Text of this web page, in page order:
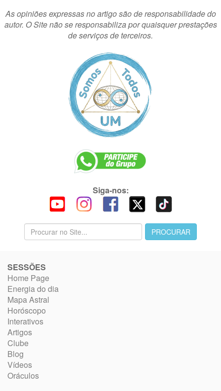
As opiniões expressas no artigo são de responsabilidade do
autor. O Site não se responsabiliza por quaisquer prestações
de serviços de terceiros.
Siga-nos:
SESSÕES
Home Page
Energia do dia
Mapa Astral
Horóscopo
Interativos
Artigos
Clube
Blog
Vídeos
Oráculos